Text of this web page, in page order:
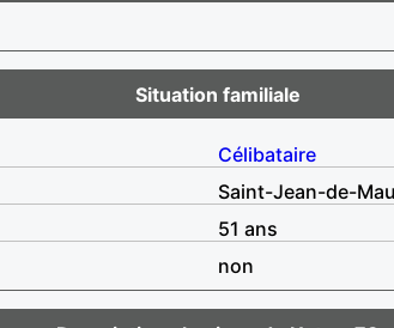
Situation familiale
Célibataire
Saint-Jean-de-
51 ans
non